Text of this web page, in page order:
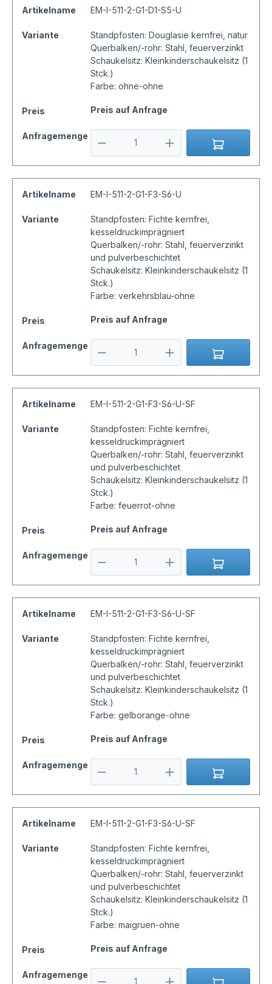
Artikelname EM-I-511-2-G1-D1-S5-U
Variante
Standpfosten: Douglasie kernfrei, natur
Querbalken/-rohr: Stahl, feuerverzinkt
Schaukelsitz: Kleinkinderschaukelsitz (1
Stck.)
Farbe: ohne-ohne
Preis Preis auf Anfrage
Anfragemenge
Artikelname EM-I-511-2-G1-F3-S6-U
Variante
Standpfosten: Fichte kernfrei,
kesseldruckimprägniert
Querbalken/-rohr: Stahl, feuerverzinkt
und pulverbeschichtet
Schaukelsitz: Kleinkinderschaukelsitz (1
Stck.)
Farbe: verkehrsblau-ohne
Preis Preis auf Anfrage
Anfragemenge
Artikelname EM-I-511-2-G1-F3-S6-U-SF
Variante
Standpfosten: Fichte kernfrei,
kesseldruckimprägniert
Querbalken/-rohr: Stahl, feuerverzinkt
und pulverbeschichtet
Schaukelsitz: Kleinkinderschaukelsitz (1
Stck.)
Farbe: feuerrot-ohne
Preis Preis auf Anfrage
Anfragemenge
Artikelname EM-I-511-2-G1-F3-S6-U-SF
Variante
Standpfosten: Fichte kernfrei,
kesseldruckimprägniert
Querbalken/-rohr: Stahl, feuerverzinkt
und pulverbeschichtet
Schaukelsitz: Kleinkinderschaukelsitz (1
Stck.)
Farbe: gelborange-ohne
Preis Preis auf Anfrage
Anfragemenge
Artikelname EM-I-511-2-G1-F3-S6-U-SF
Variante
Standpfosten: Fichte kernfrei,
kesseldruckimprägniert
Querbalken/-rohr: Stahl, feuerverzinkt
und pulverbeschichtet
Schaukelsitz: Kleinkinderschaukelsitz (1
Stck.)
Farbe: maigruen-ohne
Preis Preis auf Anfrage
Anfragemenge